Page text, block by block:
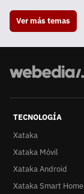
Ver más temas
TECNOLOGÍA
Xataka
Xataka Móvil
Xataka Android
Xataka Smart Home